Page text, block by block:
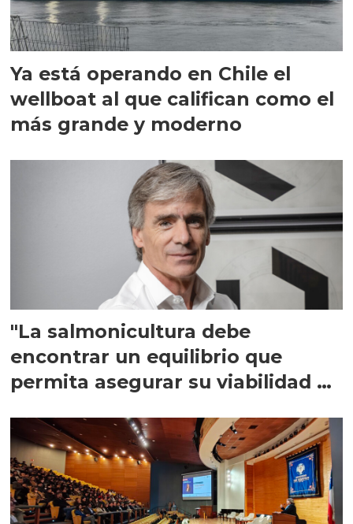
Ya está operando en Chile el
wellboat al que califican como el
más grande y moderno
"La salmonicultura debe
encontrar un equilibrio que
permita asegurar su viabilidad de